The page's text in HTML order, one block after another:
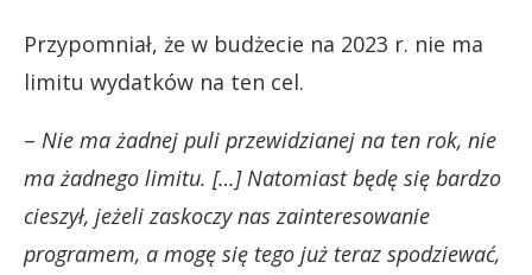
Przypomniał, że w budżecie na 2023 r. nie ma
limitu wydatków na ten cel.
– Nie ma żadnej puli przewidzianej na ten rok, nie
ma żadnego limitu. […] Natomiast będę się bardzo
cieszył, jeżeli zaskoczy nas zainteresowanie
programem, a mogę się tego już teraz spodziewać,